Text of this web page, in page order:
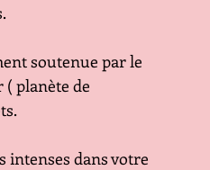
soutenue par le
planète de
intenses dans votre